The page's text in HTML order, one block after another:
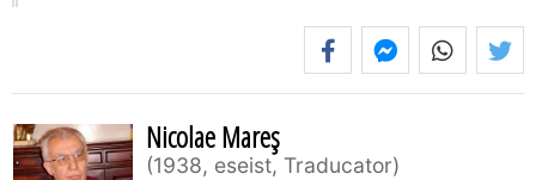
Nicolae Mareș
1938, eseist, Traducator